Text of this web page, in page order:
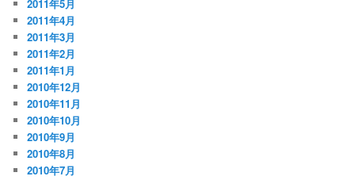
2011年5月
2011年4月
2011年3月
2011年2月
2011年1月
2010年12月
2010年11月
2010年10月
2010年9月
2010年8月
2010年7月